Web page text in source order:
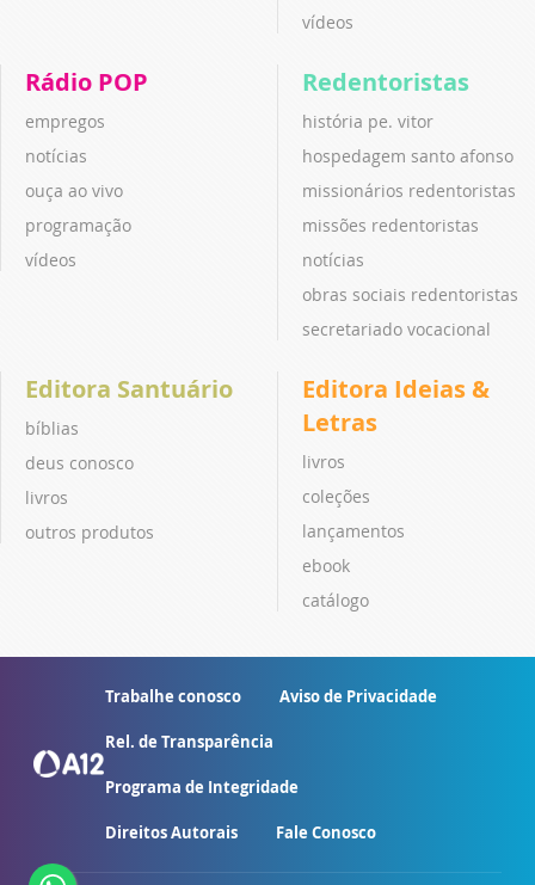
vídeos
Rádio POP
empregos
notícias
ouça ao vivo
programação
vídeos
Redentoristas
história pe. vitor
hospedagem santo afonso
missionários redentoristas
missões redentoristas
notícias
obras sociais redentoristas
secretariado vocacional
Editora Santuário
bíblias
deus conosco
livros
outros produtos
Editora Ideias &
Letras
livros
coleções
lançamentos
ebook
catálogo
Trabalhe conosco Aviso de Privacidade
Rel. de Transparência
Programa de Integridade
Direitos Autorais Fale Conosco